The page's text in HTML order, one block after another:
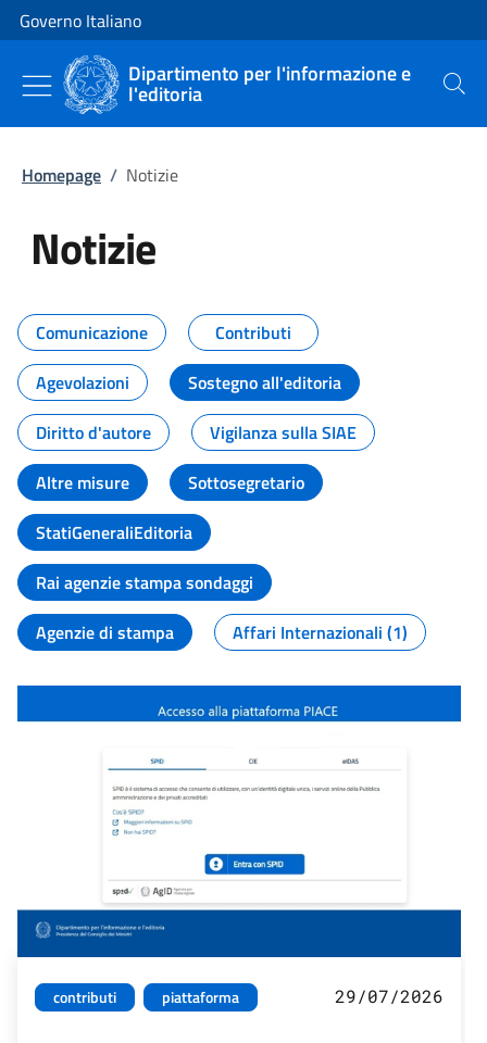
Vai al contenuto
Vai alla navigazione del sito
Governo Italiano
Dipartimento per l'informazione e
l'editoria Cerca
Homepage / Notizie
Notizie
Tutti i contenuti della pagina
Comunicazione
Contributi
Agevolazioni
Sostegno all'editoria
Diritto d'autore
Vigilanza sulla SIAE
Altre misure
Sottosegretario
StatiGeneraliEditoria
Rai agenzie stampa sondaggi
Agenzie di stampa
Affari Internazionali (1)
contributi piattaforma 29/07/2026